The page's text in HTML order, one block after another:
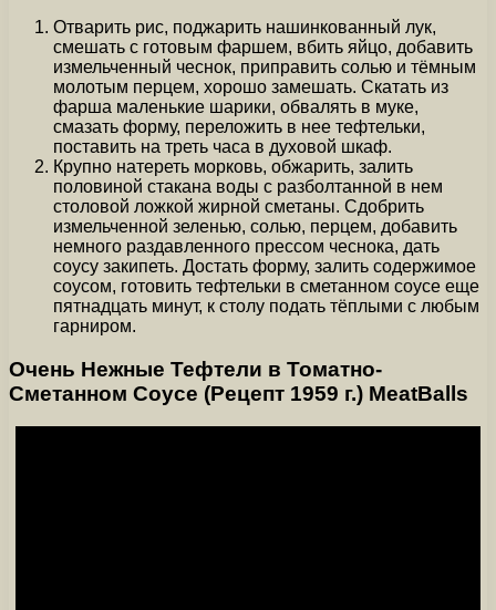
Отварить рис, поджарить нашинкованный лук,
смешать с готовым фаршем, вбить яйцо, добавить
измельченный чеснок, приправить солью и тёмным
молотым перцем, хорошо замешать. Скатать из
фарша маленькие шарики, обвалять в муке,
смазать форму, переложить в нее тефтельки,
поставить на треть часа в духовой шкаф.
Крупно натереть морковь, обжарить, залить
половиной стакана воды с разболтанной в нем
столовой ложкой жирной сметаны. Сдобрить
измельченной зеленью, солью, перцем, добавить
немного раздавленного прессом чеснока, дать
соусу закипеть. Достать форму, залить содержимое
соусом, готовить тефтельки в сметанном соусе еще
пятнадцать минут, к столу подать тёплыми с любым
гарниром.
Очень Нежные Тефтели в Томатно-
Сметанном Соусе (Рецепт 1959 г.) MeatBalls